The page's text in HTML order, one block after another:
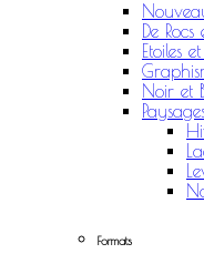
De
Etoiles
Noir et
Formats